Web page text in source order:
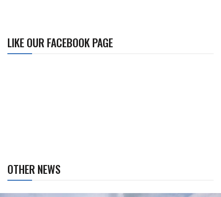
LIKE OUR FACEBOOK PAGE
OTHER NEWS